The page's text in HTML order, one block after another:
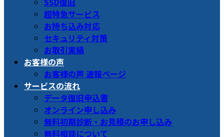
超特急サービス
お持ち込み対応
セキュリティ対策
お取引実績
お客様の声
お客様の声 速報ページ
サービスの流れ
データ復旧申込書
オンライン申し込み
無料初期診断・お見積のお申し込み
無料相談について